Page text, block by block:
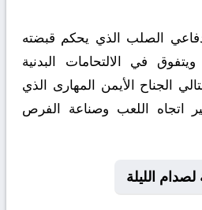
الصلب الذي يحكم قبضته
في الالتحامات البدنية
الجناح الأيمن المهارى الذي
اتجاه اللعب وصناعة الفرص
لصدام الليلة